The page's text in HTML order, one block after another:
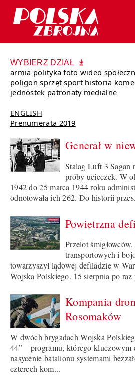
WYBIERZ DZIAŁ
armia polityka foto wideo
poligon sprzęt sport historia
jednostek patronaty medialne
ENGLISH
Prenumerata 2019
Generał w
Stalag Luft 3 Sagan
próby ucieczek. W
1942 do 25 marca 1944 roku
odnotowała ich 262. Do historii
Powietrzna
Przelot
transportowych i
towarzyszył lądowej defiladzie w
Wojska Polskiego. 15 sierpnia po raz
Kompania
Rosomaków
W dwóch brygadach Wojska
44” – programu, którego kluczowym
nasycenie batalionu systemami
czterech kom...